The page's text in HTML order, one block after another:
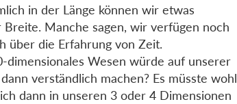
in der Länge können wir etwas
Manche sagen, wir verfügen noch
über die Erfahrung von Zeit.
dimensionales Wesen würde auf unserer
verständlich machen? Es müsste wohl
dann in unseren 3 oder 4 Dimensionen